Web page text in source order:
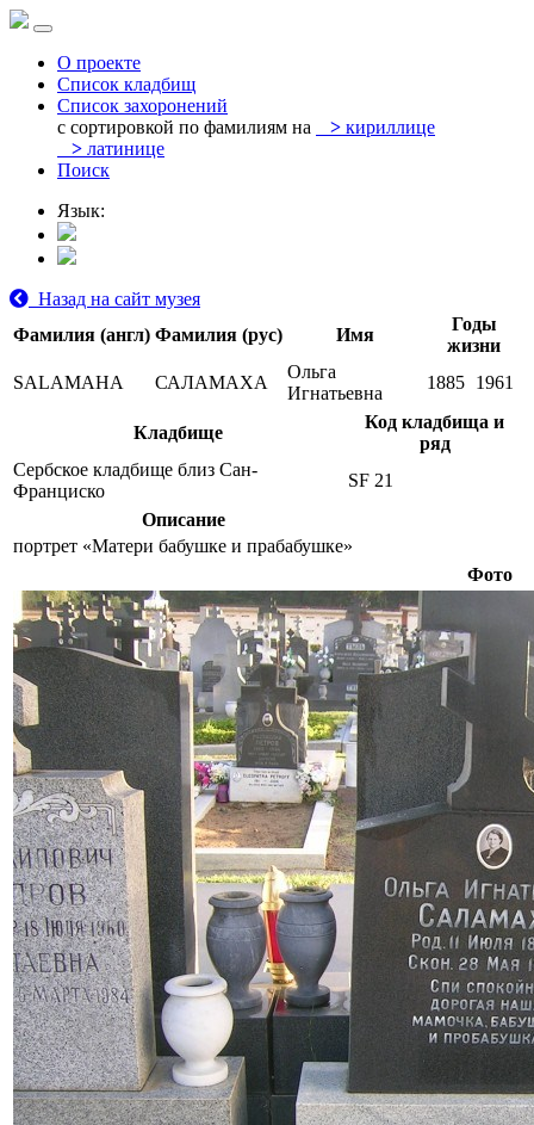
О проекте
Список кладбищ
Список захоронений
с сортировкой по фамилиям на
> кириллице
> латинице
Поиск
Язык:
Назад на сайт музея
Фамилия (англ) Фамилия (рус) Имя
Годы
жизни
SALAMAHA
САЛАМАХА
Ольга
Игнатьевна
1885 1961
Кладбище
Код кладбища и
ряд
Сербское кладбище близ Сан-
Франциско
SF 21
Описание
портрет «Матери бабушке и прабабушке»
Фото